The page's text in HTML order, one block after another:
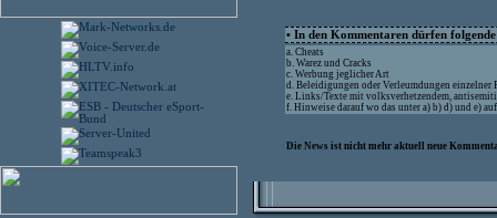
• In den Kommentaren dürfen
a. Cheats
b. Warez und Cracks
c. Werbung jeglicher Art
d. Beleidigungen oder Verleumdungen einzelner
e. Links/Texte mit volksverhetzendem,
f. Hinweise darauf wo das unter a) b) d) und e)
Die News ist nicht mehr aktuell neue